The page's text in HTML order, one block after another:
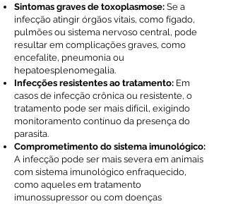
Sintomas graves de toxoplasmose: Se a
infecção atingir órgãos vitais, como fígado,
pulmões ou sistema nervoso central, pode
resultar em complicações graves, como
encefalite, pneumonia ou
hepatoesplenomegalia.
Infecções resistentes ao tratamento: Em
casos de infecção crônica ou resistente, o
tratamento pode ser mais difícil, exigindo
monitoramento contínuo da presença do
parasita.
Comprometimento do sistema imunológico:
A infecção pode ser mais severa em animais
com sistema imunológico enfraquecido,
como aqueles em tratamento
imunossupressor ou com doenças